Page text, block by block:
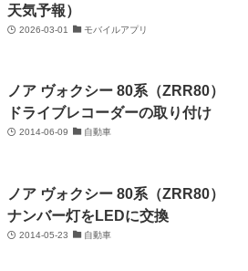
天気予報）
2026-03-01 モバイルアプリ
ノア ヴォクシー 80系（ZRR80）
ドライブレコーダーの取り付け
2014-06-09 自動車
ノア ヴォクシー 80系（ZRR80）
ナンバー灯をLEDに交換
2014-05-23 自動車